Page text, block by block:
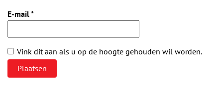
E-mail*
Vink dit aan als u op de hoogte gehouden wil worden.